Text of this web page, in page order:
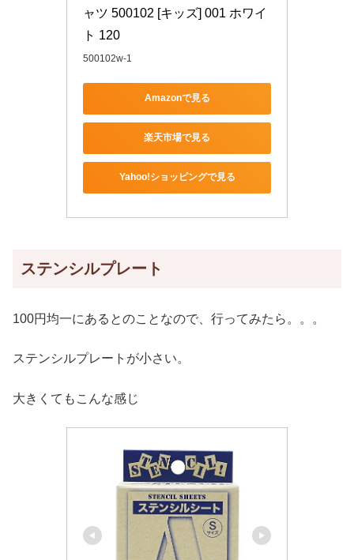
ャツ 500102 [キッズ] 001 ホワイ
ト 120
500102w-1
Amazonで見る
楽天市場で見る
Yahoo!ショッピングで見る
ステンシルプレート
100円均一にあるとのことなので、行ってみたら。。。
ステンシルプレートが小さい。
大きくてもこんな感じ